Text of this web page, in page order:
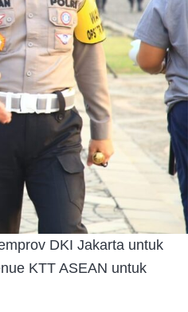
DKI Jakarta untuk
KTT ASEAN untuk